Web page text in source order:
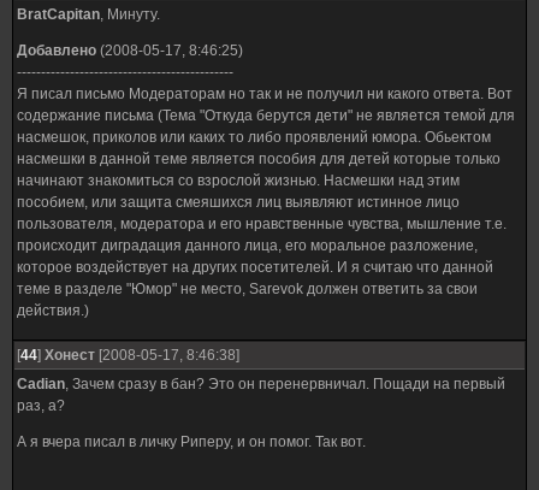
BratCapitan, Минуту.
Добавлено (2008-05-17, 8:46:25)
---------------------------------------------
Я писал письмо Модераторам но так и не получил ни какого ответа. Вот
содержание письма (Тема "Откуда берутся дети" не является темой для
насмешок, приколов или каких то либо проявлений юмора. Обьектом
насмешки в данной теме является пособия для детей которые только
начинают знакомиться со взрослой жизнью. Насмешки над этим
пособием, или защита смеяшихся лиц выявляют истинное лицо
пользователя, модератора и его нравственные чувства, мышление т.е.
происходит диградация данного лица, его моральное разложение,
которое воздействует на других посетителей. И я считаю что данной
теме в разделе "Юмор" не место, Sarevok должен ответить за свои
действия.)
[44] Хонест [2008-05-17, 8:46:38]
Cadian, Зачем сразу в бан? Это он перенервничал. Пощади на первый
раз, а?
А я вчера писал в личку Риперу, и он помог. Так вот.